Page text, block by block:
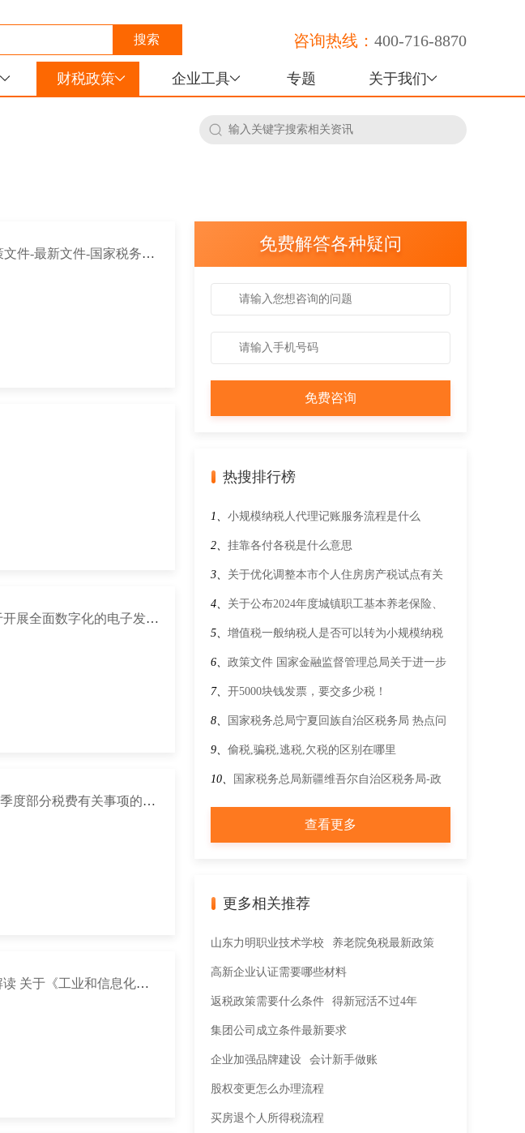
咨询热线： 400-716-8870
财税政策 企业工具 专题 关于我们
国家税务总局新疆维吾尔自治区税务局-政策文件-最新文件-国家税务总局等7部门办公厅（室）关于开展2025年助力小微经营主体发展“春雨润苗”专项行动的通知
政策文件 国家税务总局黑龙江省税务局关于开展全面数字化的电子发票受票试点工作的公告
关于制造业中小微企业延缓缴纳2021年第四季度部分税费有关事项的公告
国家税务总局宁夏回族自治区税务局 政策解读 关于《工业和信息化部关于发布〈免征车辆购置税的设有固定装置的非运输专用作业车辆目录〉（第十三批）的公告》的解读
免费解答各种疑问
热搜排行榜
1、 小规模纳税人代理记账服务流程是什么
2、 挂靠各付各税是什么意思
3、 关于优化调整本市个人住房房产税试点有关
政策的通知
4、 关于公布2024年度城镇职工基本养老保险、
工伤保险、失业保险使用的全省全口径城镇单位
就业人员月平均工资有关问题的通知
5、 增值税一般纳税人是否可以转为小规模纳税
人？
6、 政策文件 国家金融监督管理总局关于进一步
深化和规范“银税互动”工作的通知
7、 开5000块钱发票，要交多少税！
8、 国家税务总局宁夏回族自治区税务局 热点问
答 哪些情形不得开具增值税专用发票？
9、 偷税,骗税,逃税,欠税的区别在哪里
10、 国家税务总局新疆维吾尔自治区税务局-政
策文件-最新文件-财政部 海关总署 税务总局关
查看更多
更多相关推荐
山东力明职业技术学校 养老院免税最新政策
高新企业认证需要哪些材料
返税政策需要什么条件 得新冠活不过4年
集团公司成立条件最新要求
企业加强品牌建设 会计新手做账
股权变更怎么办理流程
买房退个人所得税流程